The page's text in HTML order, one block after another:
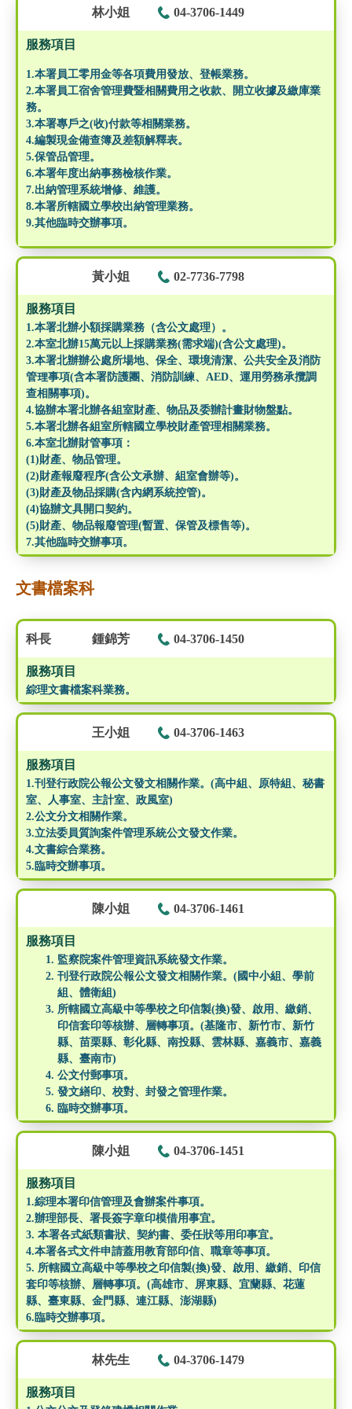
林小姐 04-3706-1449
服務項目
1.本署員工零用金等各項費用發放、登帳業務。
2.本署員工宿舍管理費暨相關費用之收款、開立收據及繳庫業
務。
3.本署專戶之(收)付款等相關業務。
4.編製現金備查簿及差額解釋表。
5.保管品管理。
6.本署年度出納事務檢核作業。
7.出納管理系統增修、維護。
8.本署所轄國立學校出納管理業務。
9.其他臨時交辦事項。
黃小姐 02-7736-7798
服務項目
1.本署北辦小額採購業務（含公文處理）。
2.本室北辦15萬元以上採購業務(需求端)(含公文處理)。
3.本署北辦辦公處所場地、保全、環境清潔、公共安全及消防
管理事項(含本署防護團、消防訓練、AED、運用勞務承攬調
查相關事項)。
4.協辦本署北辦各組室財產、物品及委辦計畫財物盤點。
5.本署北辦各組室所轄國立學校財產管理相關業務。
6.本室北辦財管事項：
(1)財產、物品管理。
(2)財產報廢程序(含公文承辦、組室會辦等)。
(3)財產及物品採購(含內網系統控管)。
(4)協辦文具開口契約。
(5)財產、物品報廢管理(暫置、保管及標售等)。
7.其他臨時交辦事項。
文書檔案科
科長 鍾錦芳 04-3706-1450
服務項目
綜理文書檔案科業務。
王小姐 04-3706-1463
服務項目
1.刊登行政院公報公文發文相關作業。(高中組、原特組、秘書
室、人事室、主計室、政風室)
2.公文分文相關作業。
3.立法委員質詢案件管理系統公文發文作業。
4.文書綜合業務。
5.臨時交辦事項。
陳小姐 04-3706-1461
服務項目
監察院案件管理資訊系統發文作業。
刊登行政院公報公文發文相關作業。(國中小組、學前
組、體衛組)
所轄國立高級中等學校之印信製(換)發、啟用、繳銷、
印信套印等核辦、層轉事項。(基隆市、新竹市、新竹
縣、苗栗縣、彰化縣、南投縣、雲林縣、嘉義市、嘉義
縣、臺南市)
公文付郵事項。
發文繕印、校對、封發之管理作業。
臨時交辦事項。
陳小姐 04-3706-1451
服務項目
1.綜理本署印信管理及會辦案件事項。
2.辦理部長、署長簽字章印模借用事宜。
3. 本署各式紙類書狀、契約書、委任狀等用印事宜。
4.本署各式文件申請蓋用教育部印信、職章等事項。
5. 所轄國立高級中等學校之印信製(換)發、啟用、繳銷、印信
套印等核辦、層轉事項。(高雄市、屏東縣、宜蘭縣、花蓮
縣、臺東縣、金門縣、連江縣、澎湖縣)
6.臨時交辦事項。
林先生 04-3706-1479
服務項目